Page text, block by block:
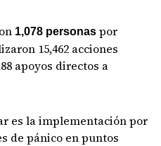
1,078 personas por
15,462 acciones
apoyos directos a
es la implementación por
de pánico en puntos